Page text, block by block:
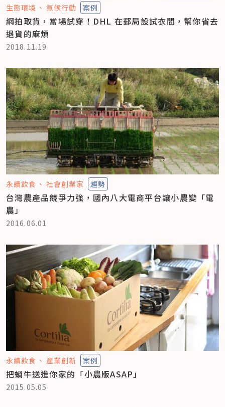
生態環境 氣候行動 案例
網拍取貨，當場試穿！DHL 在郵局設試衣間，幫你省去
退貨的麻煩
2018.11.19
永續飲食 社會創業家 趨勢
台灣農產品競爭力強，國內八大電商平台讓小農變「電
農」
2016.06.01
永續飲食 產業創新 案例
把蝸牛送進你家的「小農版ASAP」
2015.05.05